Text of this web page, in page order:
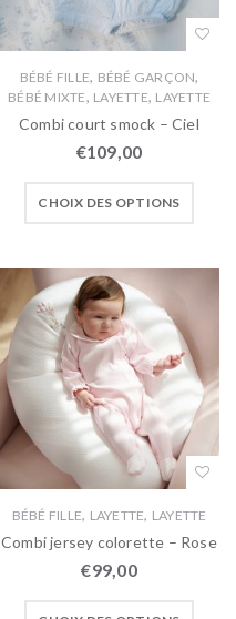
BÉBÉ FILLE, BÉBÉ GARÇON,
BÉBÉ MIXTE, LAYETTE, LAYETTE
Combi court smock – Ciel
€109,00
CHOIX DES OPTIONS
BÉBÉ FILLE, LAYETTE, LAYETTE
Combi jersey colorette – Rose
€99,00